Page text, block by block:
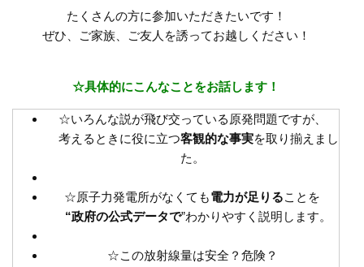
たくさんの方に参加いただきたいです！
ぜひ、ご家族、ご友人を誘ってお越しください！
☆具体的にこんなことをお話します！
☆いろんな説が飛び交っている原発問題ですが、
考えるときに役に立つ客観的な事実を取り揃えまし
た。
☆原子力発電所がなくても電力が足りることを
“政府の公式データで”わかりやすく説明します。
☆この放射線量は安全？危険？